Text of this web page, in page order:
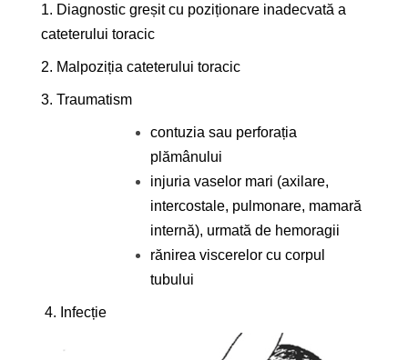
1. Diagnostic greșit cu poziționare inadecvată a
cateterului toracic
2. Malpoziția cateterului toracic
3. Traumatism
contuzia sau perforația
plămânului
injuria vaselor mari (axilare,
intercostale, pulmonare, mamară
internă), urmată de hemoragii
rănirea viscerelor cu corpul
tubului
4. Infecție